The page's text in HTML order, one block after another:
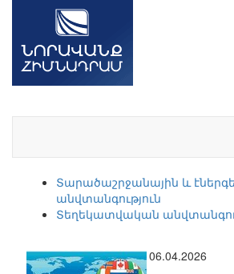
Տարածաշրջանային և
անվտանգություն
Տեղեկատվական
06.04.2026